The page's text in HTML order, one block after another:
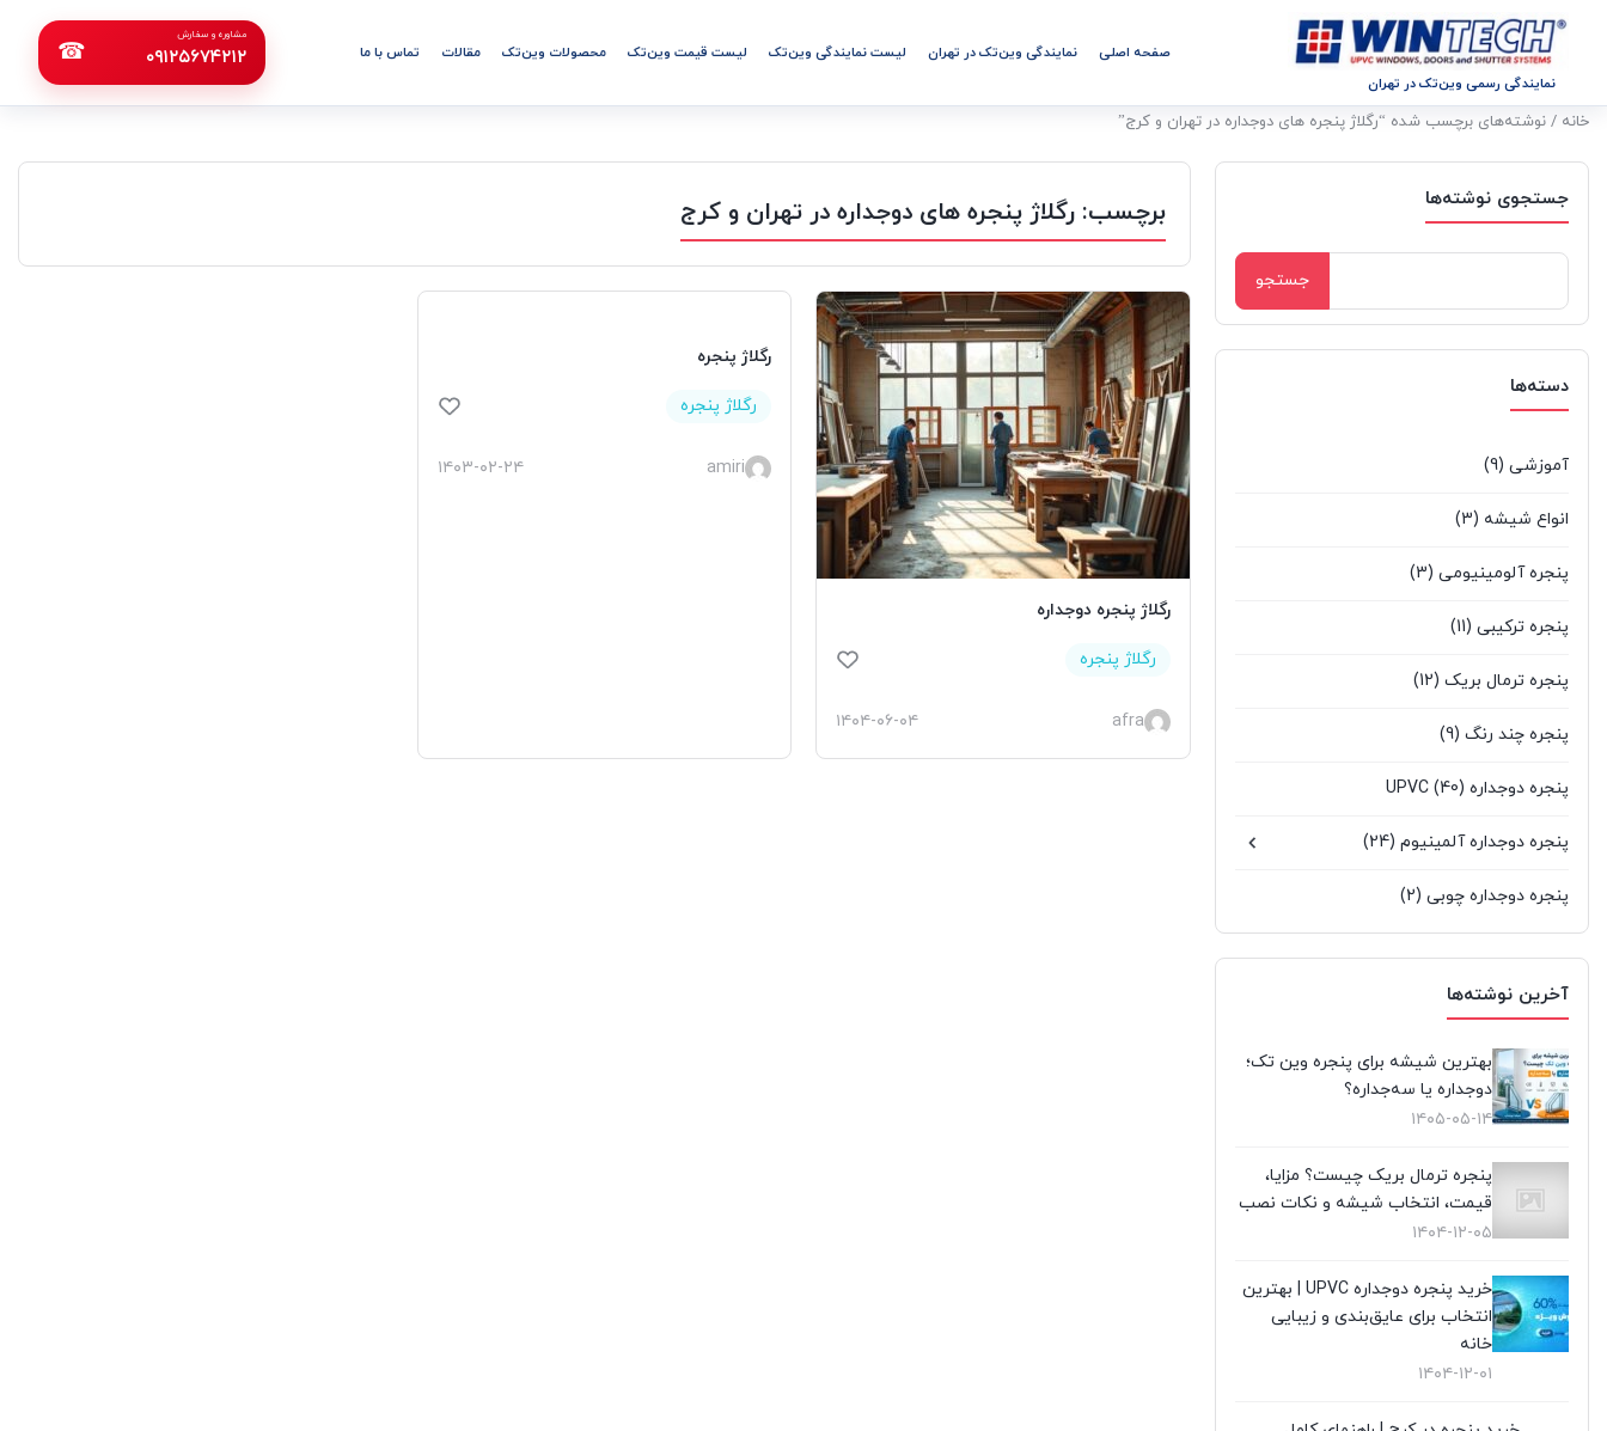
نمایندگی رسمی وین‌تک در تهران
صفحه اصلی نمایندگی وین‌تک در تهران لیست نمایندگی وین‌تک لیست قیمت وین‌تک محصولات وین‌تک مقالات تماس با ما
مشاوره و سفارش
۰۹۱۲۵۶۷۴۲۱۲ ☎
خانه / نوشته‌های برچسب شده “رگلاژ پنجره های دوجداره در تهران و کرج”
جستجوی نوشته‌ها
برای:
دسته‌ها
آموزشی (9)
انواع شیشه (3)
پنجره آلومینیومی (3)
پنجره ترکیبی (11)
پنجره ترمال بریک (12)
پنجره چند رنگ (9)
پنجره دوجداره UPVC (40)
پنجره دوجداره آلمینیوم (24)
پنجره دوجداره چوبی (2)
پنجره کشویی آلومینیومی
پنجره لیفت انداسلاید (2)
تعویض پنجره دوجداره
توری پلیسه(10)
توری پنجره (1)
در UPVC(9)
در آلمینیوم(10)
(3)
آخرین نوشته‌ها
بهترین شیشه برای پنجره وین تک؛
دوجداره یا سه‌جداره؟
۱۴۰۵-۰۵-۱۴
پنجره ترمال بریک چیست؟ مزایا،
قیمت، انتخاب شیشه و نکات نصب
۱۴۰۴-۱۲-۰۵
خرید پنجره دوجداره UPVC | بهترین
انتخاب برای عایق‌بندی و زیبایی
خانه
۱۴۰۴-۱۲-۰۱
برچسب:رگلاژ پنجره های دوجداره در تهران و کرج
رگلاژ پنجره دوجداره
رگلاژ پنجره
afra ۱۴۰۴-۰۶-۰۴
رگلاژ پنجره
رگلاژ پنجره
amiri ۱۴۰۳-۰۲-۲۴